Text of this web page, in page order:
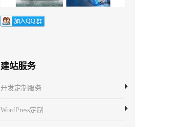
建站服务
开发定制服务
WordPress定制